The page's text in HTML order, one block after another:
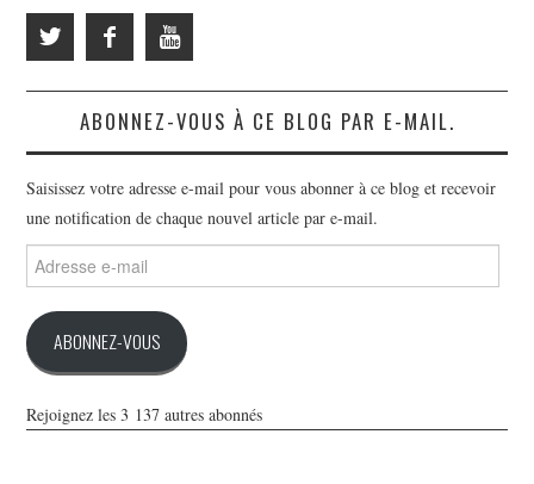
ABONNEZ-VOUS À CE BLOG PAR E-MAIL.
Saisissez votre adresse e-mail pour vous abonner à ce blog et recevoir
une notification de chaque nouvel article par e-mail.
e-
ABONNEZ-VOUS
Rejoignez les 3 137 autres abonnés